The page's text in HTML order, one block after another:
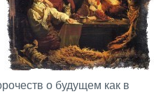
о будущем как в